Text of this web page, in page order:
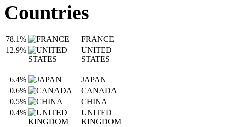
Countries
78.1%
FRANCE
12.9%
UNITED
STATES
6.4%
JAPAN
0.6%
CANADA
0.5%
CHINA
0.4%
UNITED
KINGDOM